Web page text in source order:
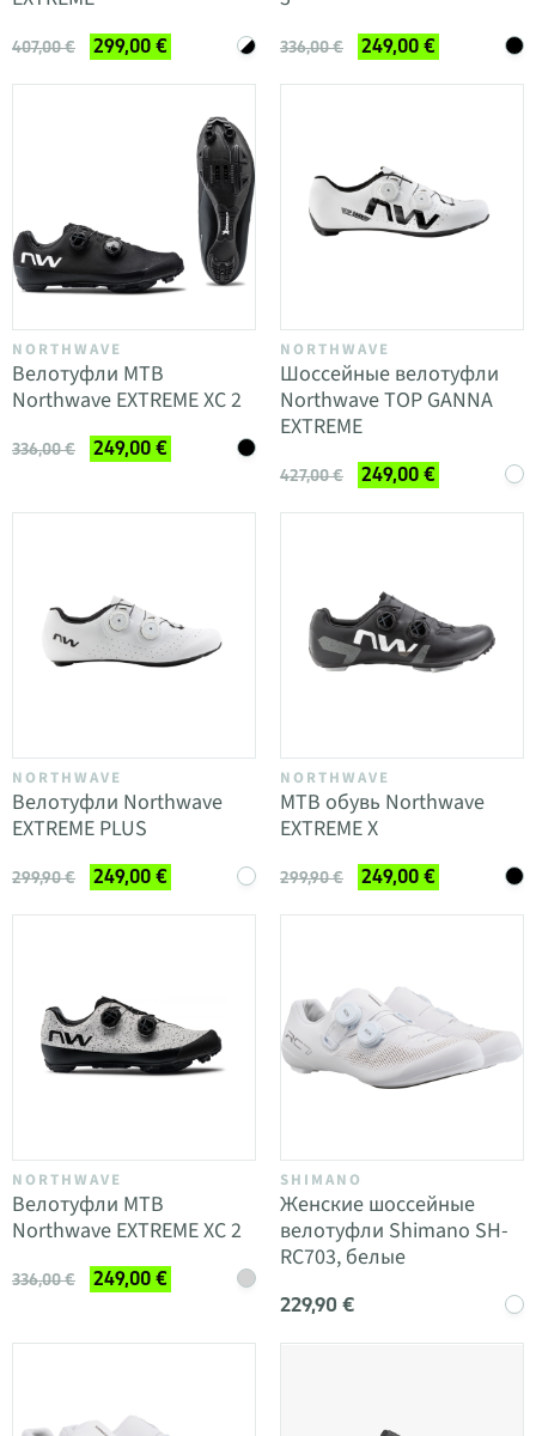
407,00 € 299,00 € 336,00 € 249,00 €
NORTHWAVE
Велотуфли MTB
Northwave EXTREME XC 2
336,00 € 249,00 €
NORTHWAVE
Шоссейные велотуфли
Northwave TOP GANNA
EXTREME
427,00 € 249,00 €
NORTHWAVE
Велотуфли Northwave
EXTREME PLUS
299,90 € 249,00 €
NORTHWAVE
MTB обувь Northwave
EXTREME X
299,90 € 249,00 €
NORTHWAVE
Велотуфли MTB
Northwave EXTREME XC 2
336,00 € 249,00 €
SHIMANO
Женские шоссейные
велотуфли Shimano SH-
RC703, белые
229,90 €